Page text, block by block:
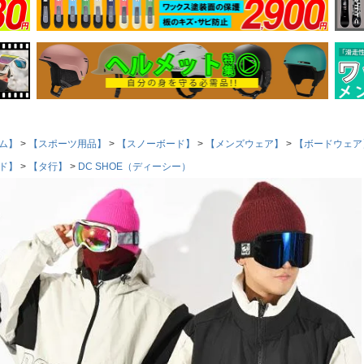
】 【スポーツ用品】 【スノーボード】 【メンズウェア】
【ボードウェ
】
【タ行】 DC SHOE（ディーシー）